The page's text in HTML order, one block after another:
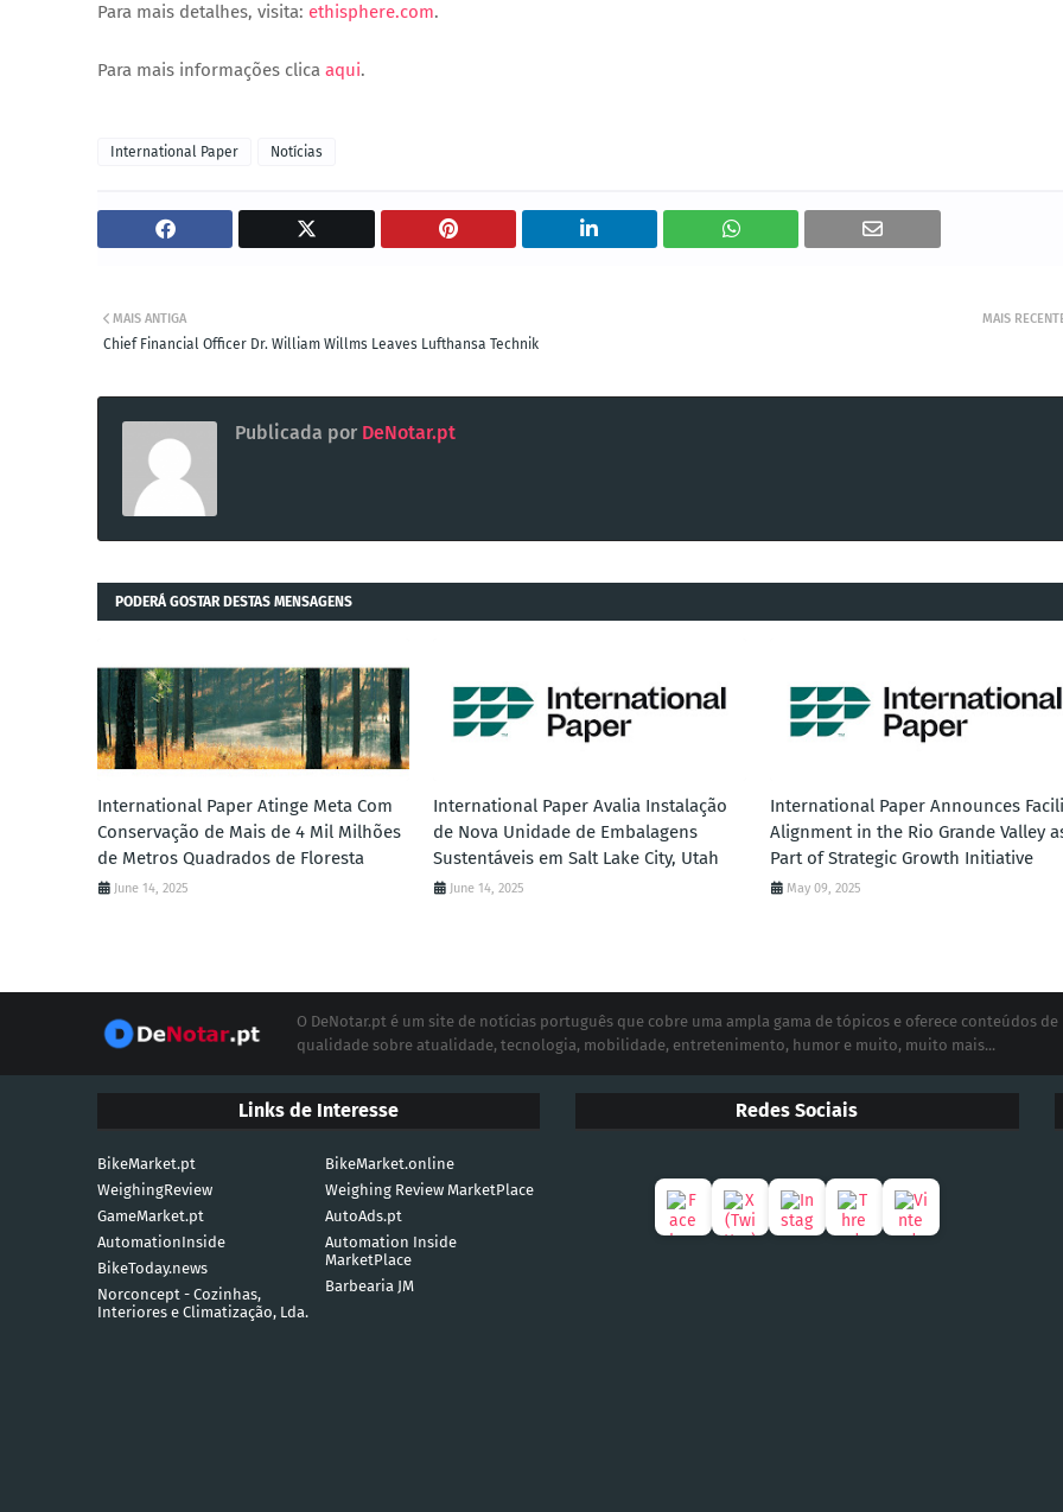
Para mais detalhes, visita: ethisphere.com.
Para mais informações clica aqui.
International Paper Notícias
MAIS
MAIS ANTIGA
Chief Financial Officer Dr. William Willms Leaves Lufthansa Technik
Publicada por DeNotar.pt
PODERÁ GOSTAR DESTAS MENSAGENS
International Paper Atinge Meta Com
Conservação de Mais de 4 Mil Milhões
de Metros Quadrados de Floresta
June 14, 2025
International Paper Avalia Instalação
de Nova Unidade de Embalagens
Sustentáveis em Salt Lake City, Utah
June 14, 2025
International Paper Announces
Alignment in the Rio Grande Valley
Part of Strategic Growth Initiative
May 09, 2025
O DeNotar.pt é um site de notícias português que cobre uma ampla gama de tópicos e oferece conteúdos de
qualidade sobre atualidade, tecnologia, mobilidade, entretenimento, humor e muito, muito mais...
Links de Interesse
BikeMarket.pt
BikeMarket.online
WeighingReview
Weighing Review MarketPlace
GameMarket.pt
AutoAds.pt
AutomationInside
Automation Inside
MarketPlace
BikeToday.news
Barbearia JM
Norconcept - Cozinhas,
Interiores e Climatização, Lda.
Redes Sociais